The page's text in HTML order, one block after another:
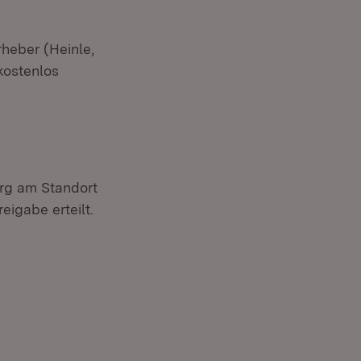
(Heinle,
am Standort
erteilt.